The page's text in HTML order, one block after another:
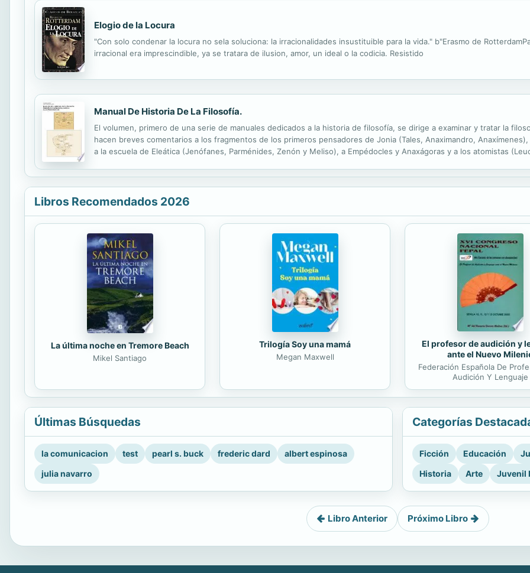
Elogio de la Locura
"Con solo condenar la locura no sela soluciona: la irracionalidades insustituible para la vida." b"Erasmo de
irracional era imprescindible, ya se tratara de ilusion, amor, un ideal o la codicia. Resistido
Manual De Historia De La Filosofía.
El volumen, primero de una serie de manuales dedicados a la historia de filosofía, se dirige a examinar y tratar la
hacen breves comentarios a los fragmentos de los primeros pensadores de Jonia (Tales, Anaximandro,
a la escuela de Eleática (Jenófanes, Parménides, Zenón y Meliso), a Empédocles y Anaxágoras y a los atomistas
Libros Recomendados 2026
La última noche en Tremore Beach
Mikel Santiago
Trilogía Soy una mamá
Megan Maxwell
El profesor de audición y
ante el Nuevo
Federación Española De
Audición Y Lenguaje
Últimas Búsquedas
la comunicacion test pearl s. buck frederic dard
albert espinosa
julia navarro
Categorías
Ficción Educación
Historia
Arte Juvenil
Libro Anterior Próximo Libro